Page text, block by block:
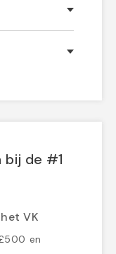
bij de #1
VK
en